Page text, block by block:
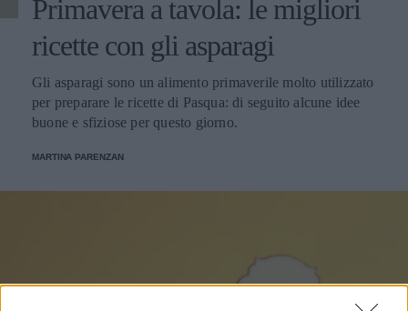
Primavera a tavola: le migliori
ricette con gli asparagi
Gli asparagi sono un alimento primaverile molto utilizzato
per preparare le ricette di Pasqua: di seguito alcune idee
buone e sfiziose per questo giorno.
MARTINA PARENZAN